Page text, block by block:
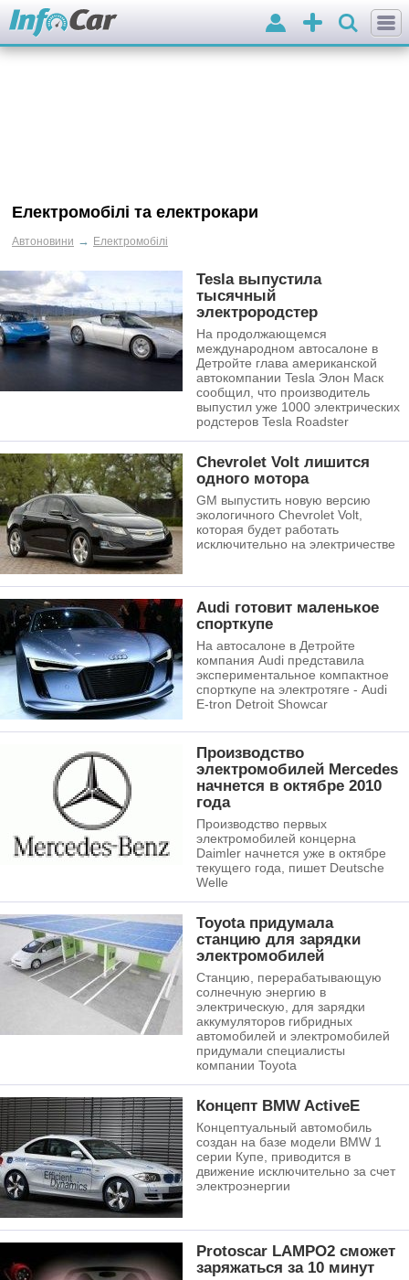
Додати
оголошення
Вхід
Електромобілі та електрокари
Автоновини → Електромобілі
Tesla выпустила
тысячный
электрородстер
На продолжающемся
международном автосалоне в
Детройте глава американской
автокомпании Tesla Элон Маск
сообщил, что производитель
выпустил уже 1000 электрических
родстеров Tesla Roadster
Chevrolet Volt лишится
одного мотора
GM выпустить новую версию
экологичного Chevrolet Volt,
которая будет работать
исключительно на электричестве
Audi готовит маленькое
спорткупе
На автосалоне в Детройте
компания Audi представила
экспериментальное компактное
спорткупе на электротяге - Audi
E-tron Detroit Showcar
Производство
электромобилей Mercedes
начнется в октябре 2010
года
Производство первых
электромобилей концерна
Daimler начнется уже в октябре
текущего года, пишет Deutsche
Welle
Toyota придумала
станцию для зарядки
электромобилей
Станцию, перерабатывающую
солнечную энергию в
электрическую, для зарядки
аккумуляторов гибридных
автомобилей и электромобилей
придумали специалисты
компании Toyota
Концепт BMW ActiveE
Концептуальный автомобиль
создан на базе модели BMW 1
серии Купе, приводится в
движение исключительно за счет
электроэнергии
Protoscar LAMPO2 сможет
заряжаться за 10 минут